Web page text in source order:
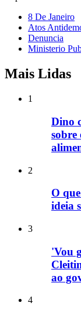
8 De Janeiro
Atos
Denuncia
Ministerio
Mais Lidas
1
Dino
sobre
2
O
ideia
3
'Vou
ao
4